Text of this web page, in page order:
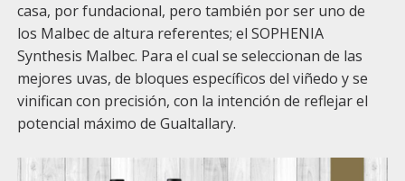
casa, por fundacional, pero también por ser uno de
los Malbec de altura referentes; el SOPHENIA
Synthesis Malbec. Para el cual se seleccionan de las
mejores uvas, de bloques específicos del viñedo y se
vinifican con precisión, con la intención de reflejar el
potencial máximo de Gualtallary.